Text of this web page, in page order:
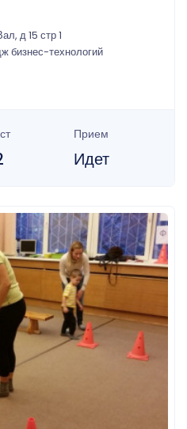
д 15 стр 1
бизнес-технологий
Прием
Идет